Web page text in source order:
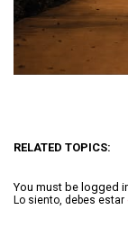
RELATED TOPICS:
You must be logged
Lo siento, debes estar